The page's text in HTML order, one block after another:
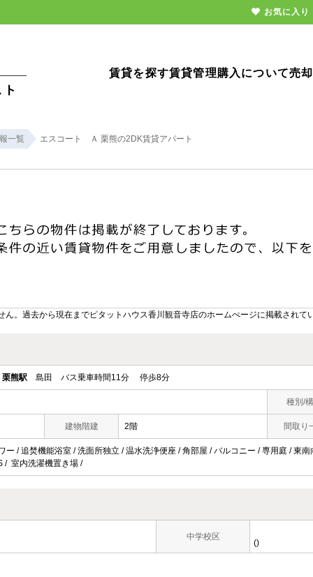
賃貸を探す賃貸管理購入について売
一覧 エスコート Ａ 栗熊の2DK賃貸アパート
。過去から現在までピタットハウス香川観音寺店のホームぺージに掲載されて
栗熊駅 島田 バス乗車時間11分 停歩8分
種別/
建物階建 2階 間取り
ー / 追焚機能浴室 / 洗面所独立 / 温水洗浄便座 / 角部屋 / バルコニー / 専用庭 / 東
/ 室内洗濯機置き場 /
中学校区
()
お気に入り